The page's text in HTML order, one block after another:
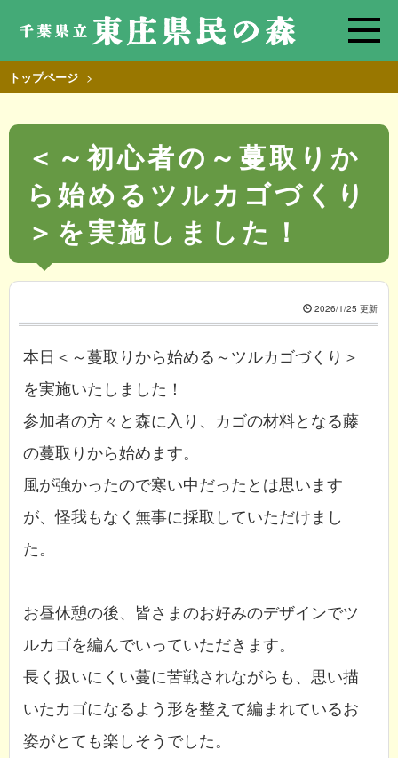
トップページ >
＜～初心者の～蔓取りか
ら始めるツルカゴづくり
＞を実施しました！
2026/1/25 更新
本日＜～蔓取りから始める～ツルカゴづくり＞
を実施いたしました！
参加者の方々と森に入り、カゴの材料となる藤
の蔓取りから始めます。
風が強かったので寒い中だったとは思います
が、怪我もなく無事に採取していただけまし
た。
お昼休憩の後、皆さまのお好みのデザインでツ
ルカゴを編んでいっていただきます。
長く扱いにくい蔓に苦戦されながらも、思い描
いたカゴになるよう形を整えて編まれているお
姿がとても楽しそうでした。